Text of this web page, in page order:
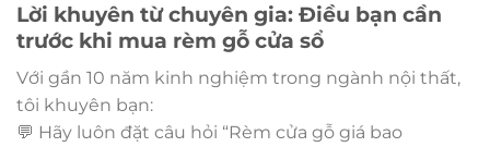
Lời khuyên từ chuyên gia: Điều bạn cần
trước khi mua rèm gỗ cửa sổ
Với gần 10 năm kinh nghiệm trong ngành nội thất,
tôi khuyên bạn:
💬 Hãy luôn đặt câu hỏi “Rèm cửa gỗ giá bao